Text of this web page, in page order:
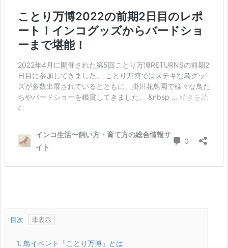
目次
1. 鳥イベント「ことり万博」とは